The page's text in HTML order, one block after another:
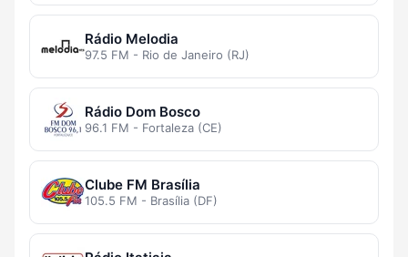
Rádio Melodia
97.5 FM - Rio de Janeiro (RJ)
Rádio Dom Bosco
96.1 FM - Fortaleza (CE)
Clube FM Brasília
105.5 FM - Brasília (DF)